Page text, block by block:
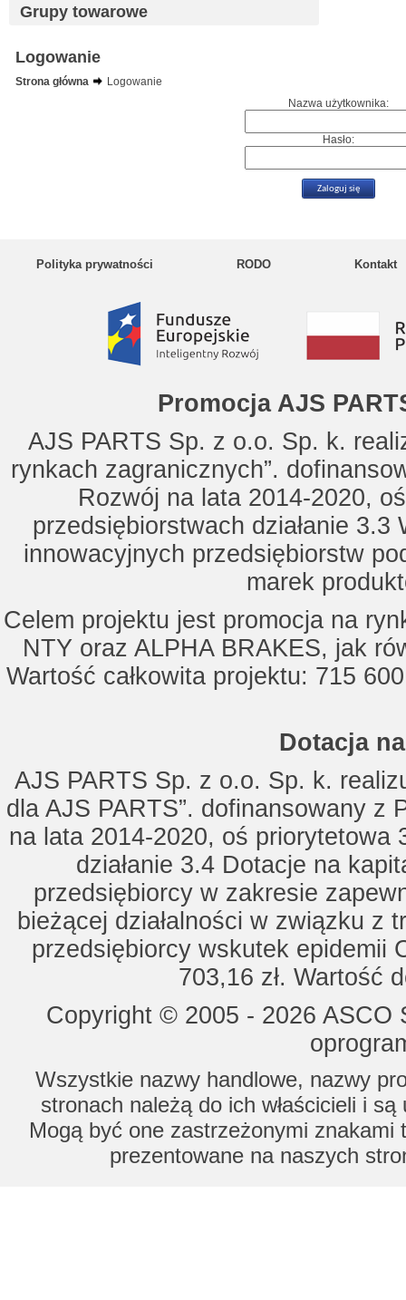
Grupy towarowe
Logowanie
Strona główna
Logowanie
Nazwa użytkownika:
Hasło:
Polityka prywatności RODO Kontakt
Promocja AJS
AJS PARTS Sp. z o.o. Sp. k.
rynkach zagranicznych”.
Rozwój na lata 2014-2020,
przedsiębiorstwach działanie
innowacyjnych przedsiębiorstw
marek
Celem projektu jest promocja na
NTY oraz ALPHA BRAKES, jak
Wartość całkowita projektu: 715
Dotacja
AJS PARTS Sp. z o.o. Sp. k.
dla AJS PARTS”. dofinansowany z
na lata 2014-2020, oś priorytetowa
działanie 3.4 Dotacje na
przedsiębiorcy w zakresie
bieżącej działalności w związku z
przedsiębiorcy wskutek epidemii
703,16 zł. Wartość
Copyright © 2005 - 2026
Wszystkie nazwy handlowe, nazwy
stronach należą do ich właścicieli i
Mogą być one zastrzeżonymi znakami
prezentowane na naszych